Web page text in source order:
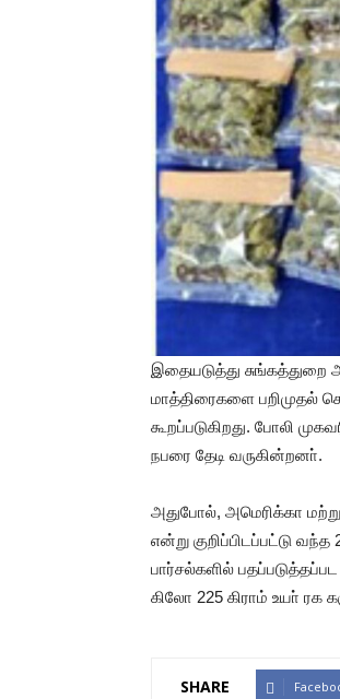
இதையடுத்து சுங்கத்துறை
மாத்திரைகளை பறிமுதல்
கூறப்படுகிறது. போலி
நபரை தேடி வருகின்றனா்.
அதுபோல், அமெரிக்கா
என்று குறிப்பிடப்பட்டு
பார்சல்களில்
கிலோ 225 கிராம் உயா்
SHARE